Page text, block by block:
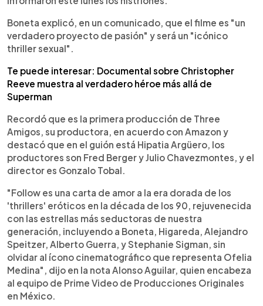
Boneta explicó, en un comunicado, que el filme es "un
verdadero proyecto de pasión" y será un "icónico
thriller sexual".
Te puede interesar: Documental sobre Christopher
Reeve muestra al verdadero héroe más allá de
Superman
Recordó que es la primera producción de Three
Amigos, su productora, en acuerdo con Amazon y
destacó que en el guión está Hipatia Argüero, los
productores son Fred Berger y Julio Chavezmontes, y el
director es Gonzalo Tobal.
"Follow es una carta de amor a la era dorada de los
'thrillers' eróticos en la década de los 90, rejuvenecida
con las estrellas más seductoras de nuestra
generación, incluyendo a Boneta, Higareda, Alejandro
Speitzer, Alberto Guerra, y Stephanie Sigman, sin
olvidar al ícono cinematográfico que representa Ofelia
Medina", dijo en la nota Alonso Aguilar, quien encabeza
al equipo de Prime Video de Producciones Originales
en México.